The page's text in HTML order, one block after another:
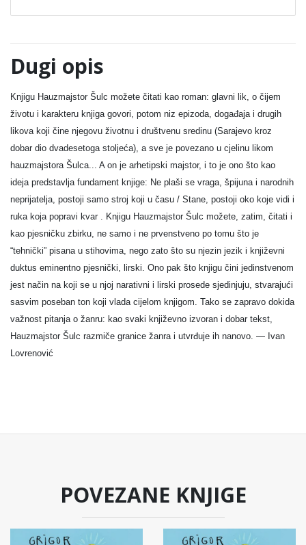
Dugi opis
Knjigu Hauzmajstor Šulc možete čitati kao roman: glavni lik, o čijem
životu i karakteru knjiga govori, potom niz epizoda, događaja i drugih
likova koji čine njegovu životnu i društvenu sredinu (Sarajevo kroz
dobar dio dvadesetoga stoljeća), a sve je povezano u cjelinu likom
hauzmajstora Šulca... A on je arhetipski majstor, i to je ono što kao
ideja predstavlja fundament knjige: Ne plaši se vraga, špijuna i narodnih
neprijatelja, postoji samo stroj koji u času / Stane, postoji oko koje vidi i
ruka koja popravi kvar . Knjigu Hauzmajstor Šulc možete, zatim, čitati i
kao pjesničku zbirku, ne samo i ne prvenstveno po tomu što je
“tehnički” pisana u stihovima, nego zato što su njezin jezik i književni
duktus eminentno pjesnički, lirski. Ono pak što knjigu čini jedinstvenom
jest način na koji se u njoj narativni i lirski prosede sjedinjuju, stvarajući
sasvim poseban ton koji vlada cijelom knjigom. Tako se zapravo dokida
važnost pitanja o žanru: kao svaki književno izvoran i dobar tekst,
Hauzmajstor Šulc razmiče granice žanra i utvrđuje ih nanovo. — Ivan
Lovrenović
POVEZANE KNJIGE